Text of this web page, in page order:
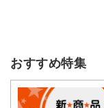
おすすめ特集